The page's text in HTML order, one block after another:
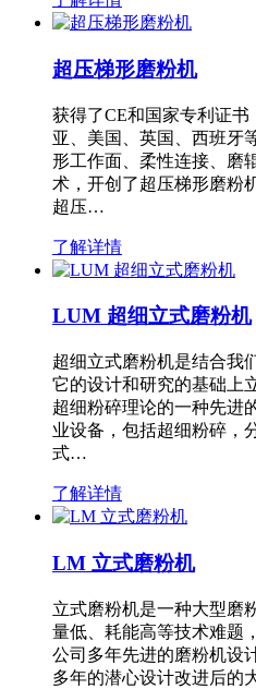
超压梯形磨粉机
获得了CE和国家专利证书
亚、美国、英国、西班牙
形工作面、柔性连接、磨
术，开创了超压梯形磨粉
超压…
了解详情
LUM 超细立式磨粉机
超细立式磨粉机是结合我
它的设计和研究的基础上
超细粉碎理论的一种先进
业设备，包括超细粉碎，
式…
了解详情
LM 立式磨粉机
立式磨粉机是一种大型磨
量低、耗能高等技术难题
公司多年先进的磨粉机设
多年的潜心设计改进后的